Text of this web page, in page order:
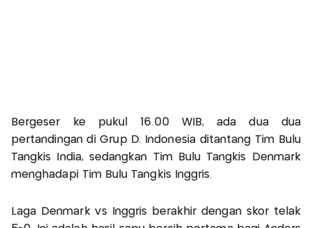
Bergeser ke pukul 16.00 WIB, ada dua dua
pertandingan di Grup D. Indonesia ditantang Tim Bulu
Tangkis India, sedangkan Tim Bulu Tangkis Denmark
menghadapi Tim Bulu Tangkis Inggris.
Laga Denmark vs Inggris berakhir dengan skor telak